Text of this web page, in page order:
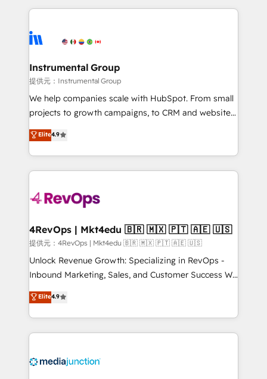
teams has worked with clients just like you Let’s
explore whether S2 is the partner you’ve been
eminent solutions & integrations. Trust us to
Elite Partners with 10+ years of HubSpot experience
Premier Partner 2023 🌟5 HubSpot Accreditations 🌟
Won HubSpot Theme Challenge 2021 🌟INBOUND’19
HubSpot Rising Star Why us? Harnessing the full
potential of the powerful HubSpot CRM. ✔️A team of
HubSpot experience ✔️Flexible pricing models —
Hourly-fee (assigned one Dedicated HubSpot
requirement). ✔️Helped over 25,000+ customers so
far with our HubSpot solutions. ✔️Bespoke apps &
on-demand bundle services. Connect with us today!
Instrumental Group
提供元：Instrumental Group
We help companies scale with HubSpot. From small
projects to growth campaigns, to CRM and websites.
Hire an agency that's experienced in every inch of
HubSpot and willing to work hand-in-hand with your
team to simplify the complex and build a better
experience for your team and customers.
Elite4.9
4RevOps | Mkt4edu 🇧🇷 🇲🇽 🇵🇹 🇦🇪 🇺🇸
提供元：4RevOps | Mkt4edu 🇧🇷 🇲🇽 🇵🇹 🇦🇪 🇺🇸
Unlock Revenue Growth: Specializing in RevOps -
Inbound Marketing, Sales, and Customer Success We
specialize in driving revenue growth for companies
across industries through tailored marketing, sales,
and customer success strategies, utilizing RevOps
methodologies. As Latin America's largest HubSpot
offer unparalleled insights. Operating in five
Elite4.9